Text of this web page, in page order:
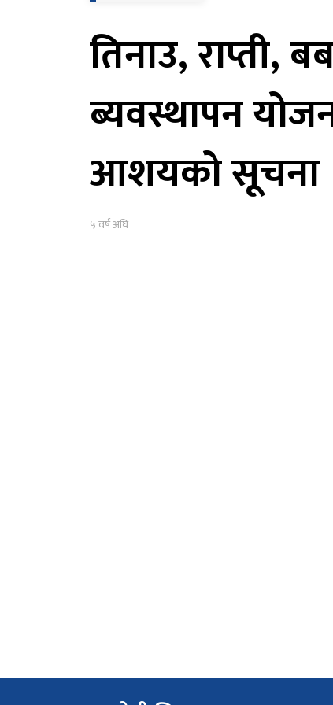
तिनाउ, राप्ती,
ब्यवस्थापन
आशयको सूचना
५ वर्ष अघि